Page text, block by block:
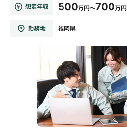
想定年収 500万円～700万円
勤務地 福岡県